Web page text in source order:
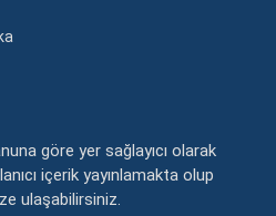
göre yer sağlayıcı olarak
içerik yayınlamakta olup
ulaşabilirsiniz.